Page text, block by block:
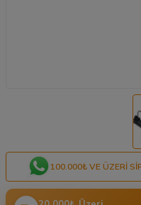
100.000₺ VE ÜZERI